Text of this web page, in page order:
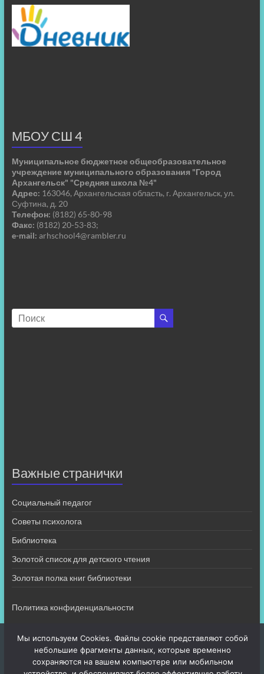
МБОУ СШ 4
Муниципальное бюджетное общеобразовательное
учреждение муниципального образования "Город
Архангельск" "Средняя школа №4"
Адрес: 163046, Архангельская область, г. Архангельск, ул.
Суфтина, д. 20
Телефон: (8182) 65-80-98
Факс: (8182) 20-53-83;
e-mail: arhschool4@rambler.ru
Важные странички
Социальный педагог
Советы психолога
Библиотека
Золотой список для детского чтения
Золотая полка книг библиотеки
Политика конфиденциальности
Мы используем Cookies. Файлы cookie представляют собой
небольшие фрагменты данных, которые временно
сохраняются на вашем компьютере или мобильном